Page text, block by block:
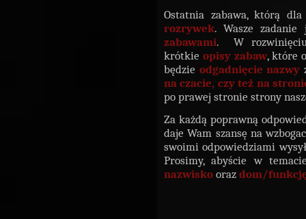
Ostatnia zabawa, którą
rozrywek. Wasze
zabawami. W rozwinięciu
krótkie opisy zabaw, które
będzie odgadnięcie nazwy
na czacie, czy też na
po prawej stronie strony
Za każdą poprawną
daje Wam szansę na
swoimi odpowiedziami
Prosimy, abyście w
nazwisko oraz dom/